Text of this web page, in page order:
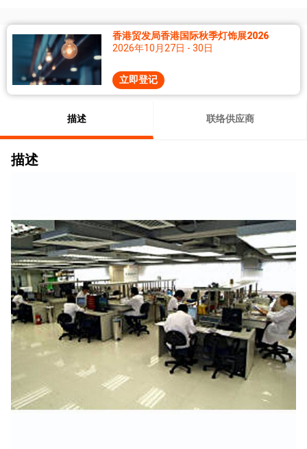
香港贸发局香港国际秋季灯饰展2026
2026年10月27日 - 30日
立即登记
描述 联络供应商
描述